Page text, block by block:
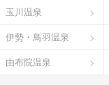
玉川温泉
伊勢・鳥羽温泉
由布院温泉